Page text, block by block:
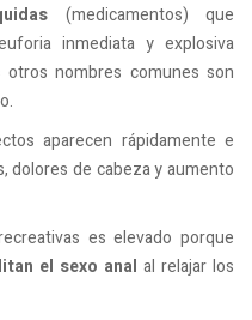
(medicamentos) que
inmediata y explosiva
nombres comunes son
aparecen rápidamente e
dolores de cabeza y aumento
es elevado porque
el sexo anal al relajar los